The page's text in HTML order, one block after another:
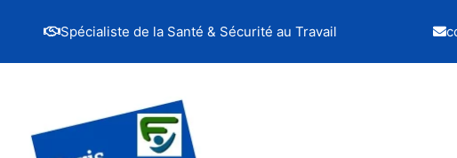
Spécialiste de la Santé & Sécurité au Travail